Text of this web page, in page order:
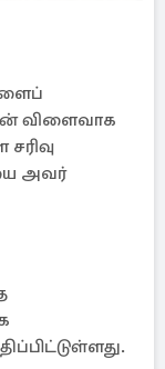
விளைவாக
அவர்